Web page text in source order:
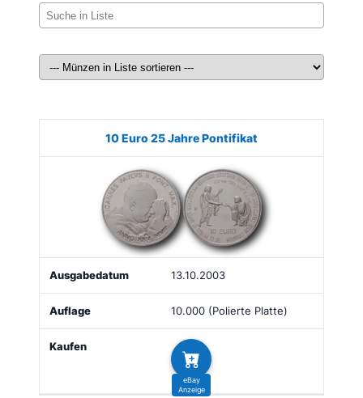
Bild Ausgabe Auflage
10 Euro 25 Jahre Pontifikat
13.10.2003
10.000 (Polierte Platte)